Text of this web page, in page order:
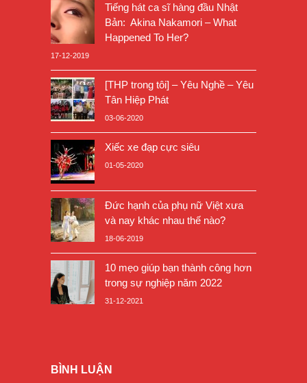
Tiếng hát ca sĩ hàng đầu Nhật
Bản: Akina Nakamori – What
Happened To Her?
17-12-2019
[THP trong tôi] – Yêu Nghề – Yêu
Tân Hiệp Phát
03-06-2020
Xiếc xe đạp cực siêu
01-05-2020
Đức hạnh của phụ nữ Việt xưa
và nay khác nhau thế nào?
18-06-2019
10 mẹo giúp bạn thành công hơn
trong sự nghiệp năm 2022
31-12-2021
BÌNH LUẬN